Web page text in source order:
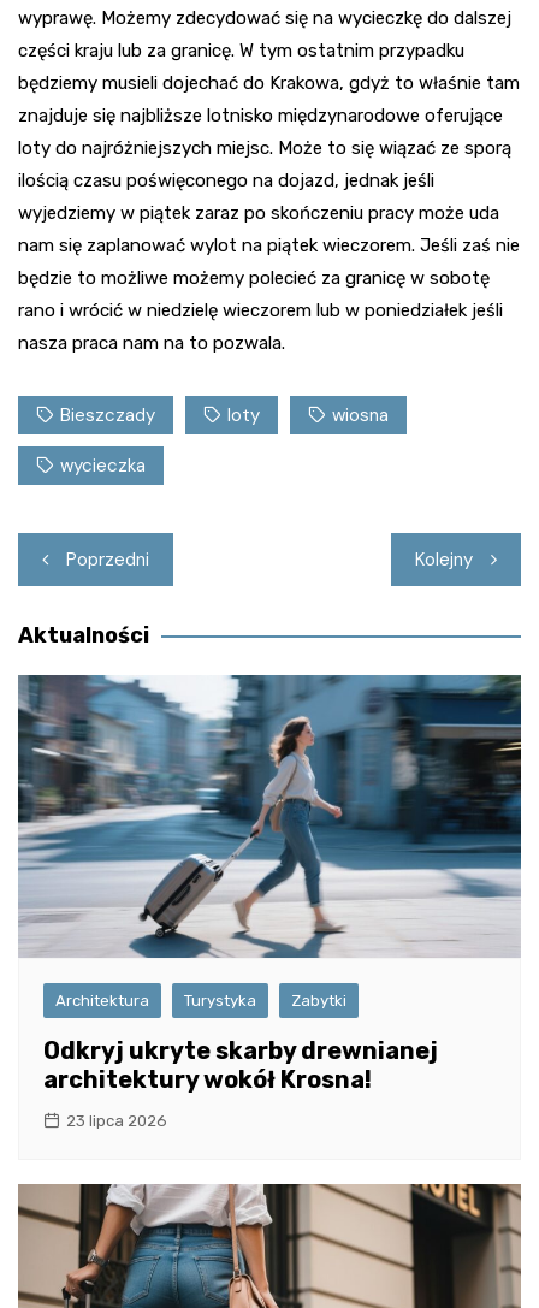
wyprawę. Możemy zdecydować się na wycieczkę do dalszej
części kraju lub za granicę. W tym ostatnim przypadku
będziemy musieli dojechać do Krakowa, gdyż to właśnie tam
znajduje się najbliższe lotnisko międzynarodowe oferujące
loty do najróżniejszych miejsc. Może to się wiązać ze sporą
ilością czasu poświęconego na dojazd, jednak jeśli
wyjedziemy w piątek zaraz po skończeniu pracy może uda
nam się zaplanować wylot na piątek wieczorem. Jeśli zaś nie
będzie to możliwe możemy polecieć za granicę w sobotę
rano i wrócić w niedzielę wieczorem lub w poniedziałek jeśli
nasza praca nam na to pozwala.
Bieszczady loty wiosna
wycieczka
Nawigacja
wpisu
Poprzedni Kolejny
Aktualności
Architektura Turystyka Zabytki
Odkryj ukryte skarby drewnianej
architektury wokół Krosna!
23 lipca 2026